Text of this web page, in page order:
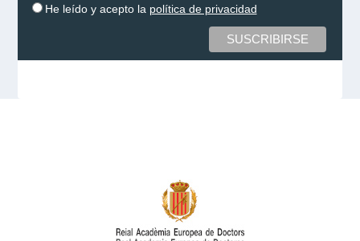
He leído y acepto la política de privacidad